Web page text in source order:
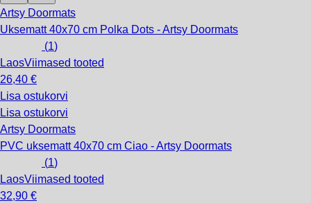
Artsy Doormats
Uksematt 40x70 cm Polka Dots - Artsy Doormats
(1)
LaosViimased tooted
26,40 €
Lisa ostukorvi
Lisa ostukorvi
Artsy Doormats
PVC uksematt 40x70 cm Ciao - Artsy Doormats
(1)
LaosViimased tooted
32,90 €